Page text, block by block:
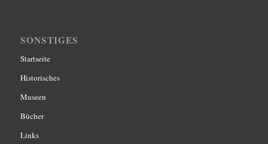
SONSTIGES
Startseite
Historisches
Museen
Bücher
Links